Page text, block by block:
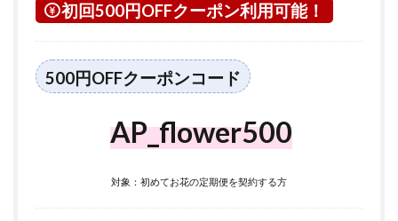
初回500円OFFクーポン利用可能！
500円OFFクーポンコード
AP_flower500
対象：初めてお花の定期便を契約する方